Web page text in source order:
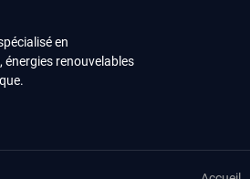
en
renouvelables